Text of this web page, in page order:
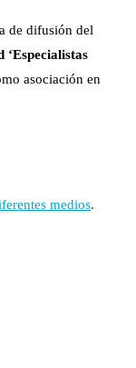
de difusión del
‘Especialistas
asociación en
medios.